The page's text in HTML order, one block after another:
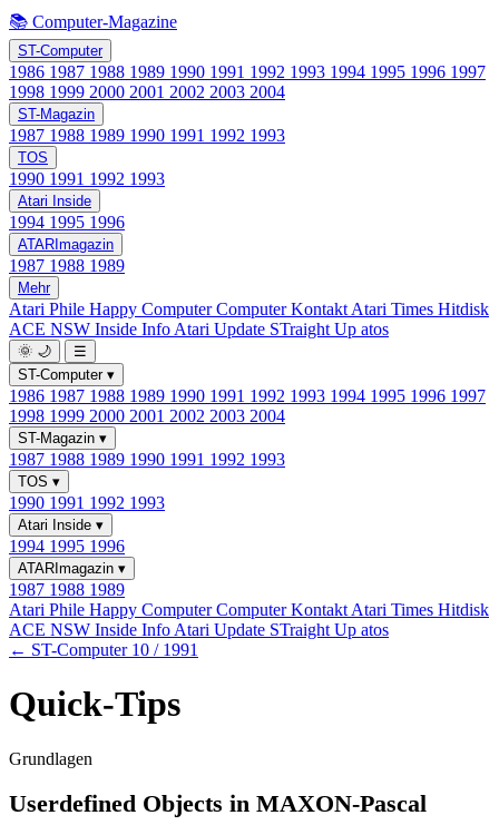
📚 Computer-Magazine
ST-Computer
1986 1987 1988 1989 1990 1991 1992 1993 1994 1995 1996 1997
1998 1999 2000 2001 2002 2003 2004
ST-Magazin
1987 1988 1989 1990 1991 1992 1993
TOS
1990 1991 1992 1993
Atari Inside
1994 1995 1996
ATARImagazin
1987 1988 1989
Mehr
Atari Phile Happy ComputerComputer Kontakt Atari Times Hitdisk
ACE NSW Inside Info Atari Update STraight Up atos
🌞 🌙
☰
ST-Computer ▾
1986 1987 1988 1989 1990 1991 1992 1993 1994 1995 1996 1997
1998 1999 2000 2001 2002 2003 2004
ST-Magazin ▾
1987 1988 1989 1990 1991 1992 1993
TOS ▾
1990 1991 1992 1993
Atari Inside ▾
1994 1995 1996
ATARImagazin ▾
1987 1988 1989
Atari Phile Happy ComputerComputer Kontakt Atari Times Hitdisk
ACE NSW Inside Info Atari Update STraight Up atos
← ST-Computer 10 / 1991
Quick-Tips
Grundlagen
Userdefined Objects in MAXON-Pascal